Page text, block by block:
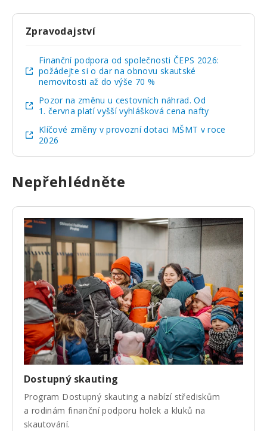
Zpravodajství
Finanční podpora od společnosti ČEPS 2026:
požádejte si o dar na obnovu skautské
nemovitosti až do výše 70 %
Pozor na změnu u cestovních náhrad. Od
1. června platí vyšší vyhlášková cena nafty
Klíčové změny v provozní dotaci MŠMT v roce
2026
Nepřehlédněte
Dostupný skauting
Program Dostupný skauting a nabízí střediskům
a rodinám finanční podporu holek a kluků na
skautování.